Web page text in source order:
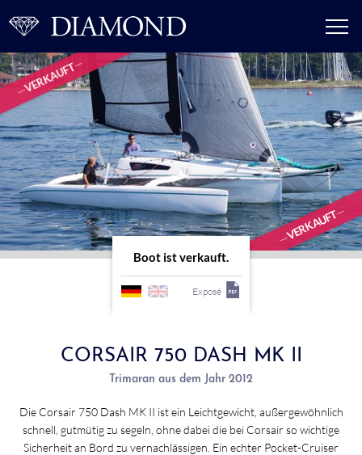
VERKAUFT
VERKAUFT
Boot ist verkauft.
Exposé
CORSAIR 750 DASH MK II
Trimaran aus dem Jahr 2012
Die Corsair 750 Dash MK II ist ein Leichtgewicht, außergewöhnlich
schnell, gutmütig zu segeln, ohne dabei die bei Corsair so wichtige
Sicherheit an Bord zu vernachlässigen. Ein echter Pocket-Cruiser